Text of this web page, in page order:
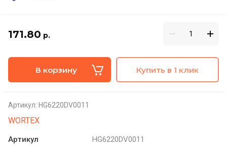
171.80 р.
В корзину Купить в 1 клик
Артикул: HG6220DV0011
WORTEX
Артикул HG6220DV0011